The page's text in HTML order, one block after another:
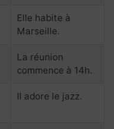
Elle habite à
Marseille.
La réunion
commence à 14h.
Il adore le jazz.